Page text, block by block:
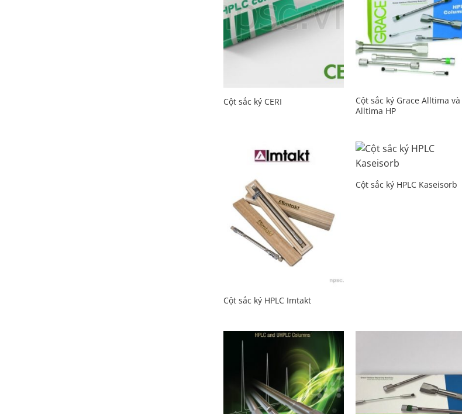
Cột sắc ký CERI
Cột sắc ký Grace Alltima và
Alltima HP
Cột sắc ký HPLC Imtakt
Cột sắc ký HPLC Kaseisorb
Add to
Wishlist